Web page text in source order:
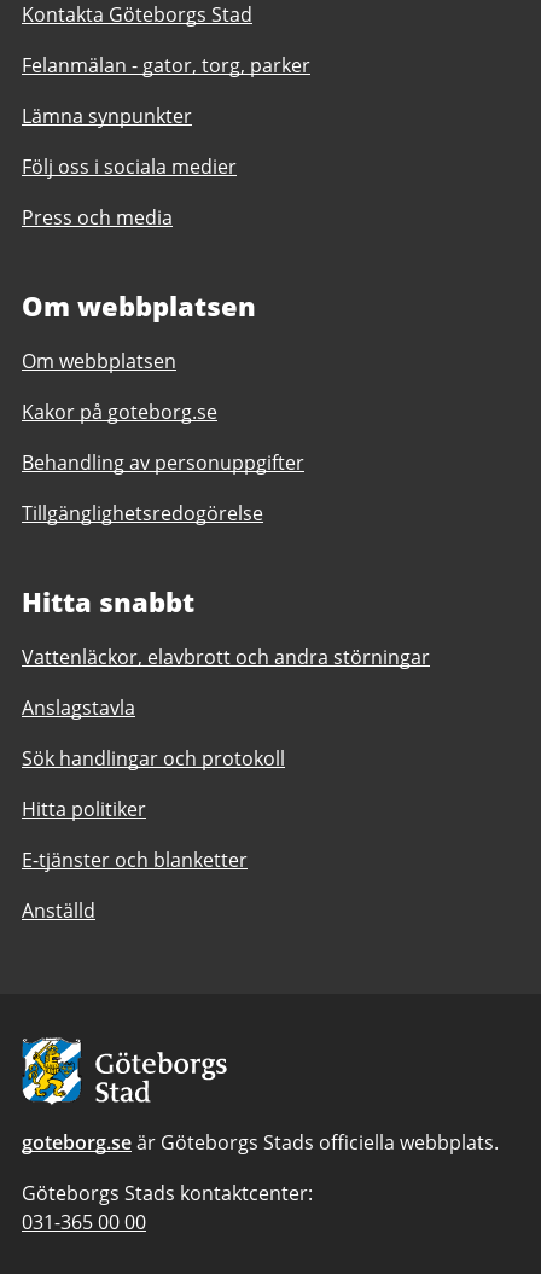
Kontakta Göteborgs Stad
Felanmälan - gator, torg, parker
Lämna synpunkter
Följ oss i sociala medier
Press och media
Om webbplatsen
Om webbplatsen
Kakor på goteborg.se
Behandling av personuppgifter
Tillgänglighetsredogörelse
Hitta snabbt
Vattenläckor, elavbrott och andra störningar
Anslagstavla
Sök handlingar och protokoll
Hitta politiker
E-tjänster och blanketter
Anställd
Avsändare:
Göteborgs
Stad
goteborg.seär Göteborgs Stads officiella webbplats.
Göteborgs Stads kontaktcenter:
Telefonnummer
031-365 00 00